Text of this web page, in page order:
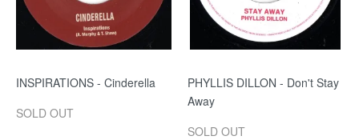
INSPIRATIONS - Cinderella
SOLD OUT
PHYLLIS DILLON - Don't Stay
Away
SOLD OUT